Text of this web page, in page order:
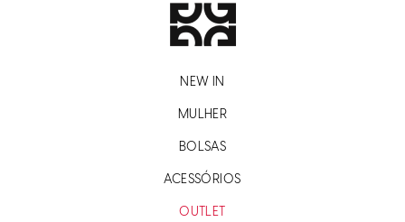
NEW IN
MULHER
BOLSAS
ACESSÓRIOS
OUTLET